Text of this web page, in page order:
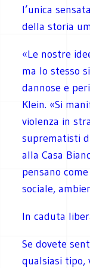
l’unica
della storia
«Le nostre
ma lo stesso
dannose e
Klein. «Si
violenza in
suprematisti
alla Casa
pensano
sociale,
In caduta
Se dovete
qualsiasi tipo,